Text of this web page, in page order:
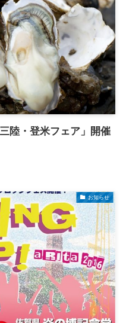
陸・登米フェア」開催
お知らせ